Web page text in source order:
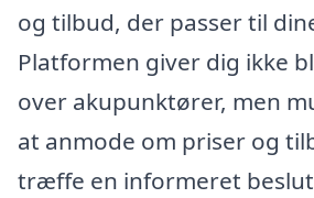
og tilbud, der passer til
Platformen giver dig ikke
over akupunktører, men
at anmode om priser og
træffe en informeret